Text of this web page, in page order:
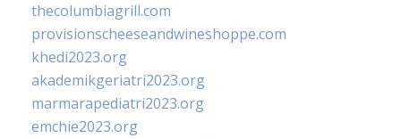
thecolumbiagrill.com
provisionscheeseandwineshoppe.com
khedi2023.org
akademikgeriatri2023.org
marmarapediatri2023.org
emchie2023.org